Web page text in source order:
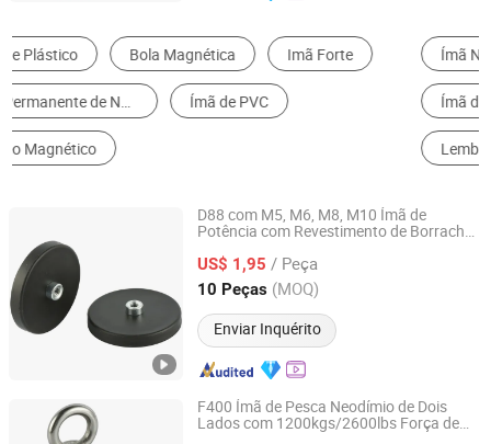
Ímã NdFeB Ímãs de Geladeira
Ímã de Ferrite Sinterizada Ímã de Borracha
Lembrança
D88 com M5, M6, M8, M10 Ímã de
Potência com Revestimento de Borracha
US$ 1,95 / Peça
10 Peças (MOQ)
Enviar Inquérito
Ningbo Ketai Magnetic Material Co., Ltd.
Zhejiang, China Desde 2020
F400 Ímã de Pesca Neodímio de Dois
Lados com 1200kgs/2600lbs Força de
Ningbo Ketai Magnetic Material Co., Ltd.